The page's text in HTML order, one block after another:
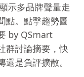
示多品牌聲量走
點。點擊趨勢圖
by QSmart
群討論摘要，快
是負評擴散。